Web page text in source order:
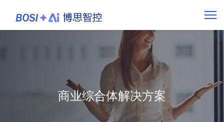
商业综合体解决方案